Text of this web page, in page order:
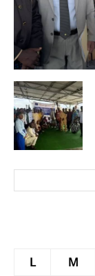
L M